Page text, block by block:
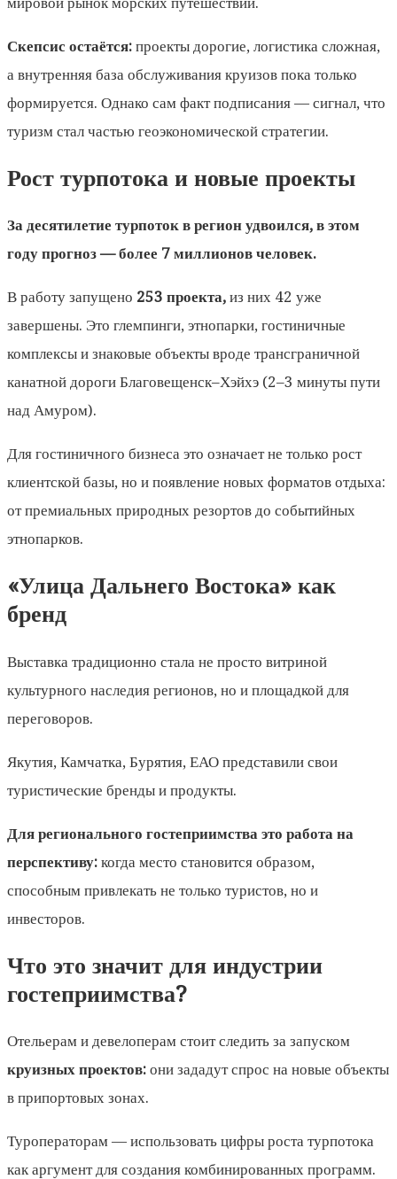
Скепсис остаётся: проекты дорогие, логистика сложная,
а внутренняя база обслуживания круизов пока только
формируется. Однако сам факт подписания — сигнал, что
туризм стал частью геоэкономической стратегии.
Рост турпотока и новые проекты
За десятилетие турпоток в регион удвоился, в этом
году прогноз — более 7 миллионов человек.
В работу запущено 253 проекта, из них 42 уже
завершены. Это глемпинги, этнопарки, гостиничные
комплексы и знаковые объекты вроде трансграничной
канатной дороги Благовещенск–Хэйхэ (2–3 минуты пути
над Амуром).
Для гостиничного бизнеса это означает не только рост
клиентской базы, но и появление новых форматов отдыха:
от премиальных природных резортов до событийных
этнопарков.
«Улица Дальнего Востока» как
бренд
Выставка традиционно стала не просто витриной
культурного наследия регионов, но и площадкой для
переговоров.
Якутия, Камчатка, Бурятия, ЕАО представили свои
туристические бренды и продукты.
Для регионального гостеприимства это работа на
перспективу: когда место становится образом,
способным привлекать не только туристов, но и
инвесторов.
Что это значит для индустрии
гостеприимства?
Отельерам и девелоперам стоит следить за запуском
круизных проектов: они зададут спрос на новые объекты
в припортовых зонах.
Туроператорам — использовать цифры роста турпотока
как аргумент для создания комбинированных программ.